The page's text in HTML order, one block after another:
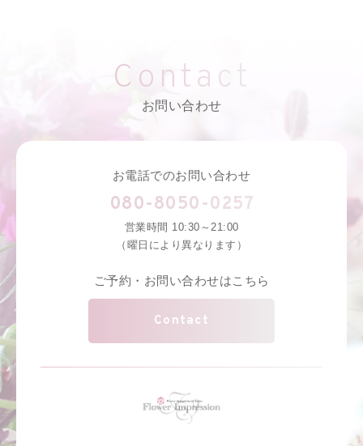
Contact
お問い合わせ
お電話でのお問い合わせ
080-8050-0257
営業時間 10:30～21:00
（曜日により異なります）
ご予約・お問い合わせはこちら
Contact